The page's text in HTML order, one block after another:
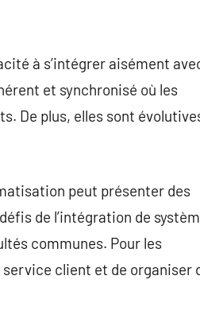
à s’intégrer aisément
et synchronisé où les
De plus, elles sont
peut présenter des
de l’intégration de
communes. Pour les
client et de organiser